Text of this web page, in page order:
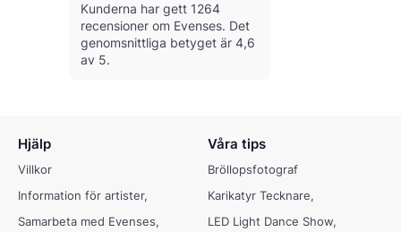
Kunderna har gett 1264
recensioner om Evenses. Det
genomsnittliga betyget är 4,6
av 5.
Hjälp
Villkor
Information för artister
Samarbeta med Evenses
Våra tips
Bröllopsfotograf
Karikatyr Tecknare
LED Light Dance Show